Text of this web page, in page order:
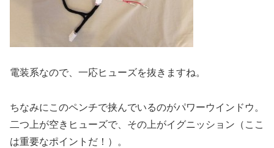
電装系なので、一応ヒューズを抜きますね。
ちなみにこのペンチで挟んでいるのがパワーウインドウ。
二つ上が空きヒューズで、その上がイグニッション（ここ
は重要なポイントだ！）。